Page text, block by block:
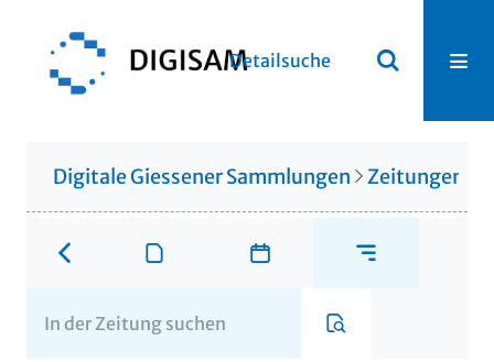
Detailsuche
Digitale Giessener Sammlungen Zeitungen